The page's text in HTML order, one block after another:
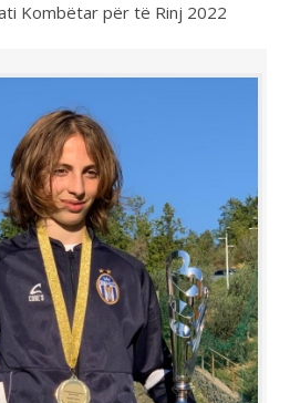
Kombëtar për të Rinj 2022